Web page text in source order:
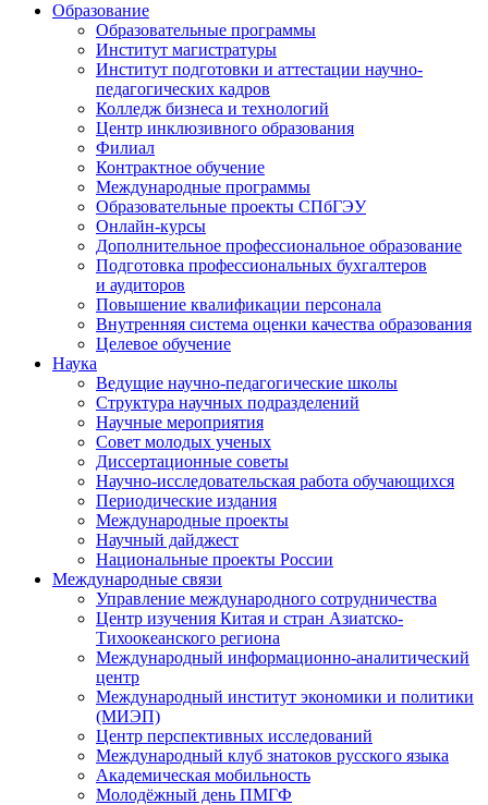
Образование
Образовательные программы
Институт магистратуры
Институт подготовки и аттестации научно-
педагогических кадров
Колледж бизнеса и технологий
Центр инклюзивного образования
Филиал
Контрактное обучение
Международные программы
Образовательные проекты СПбГЭУ
Онлайн-курсы
Дополнительное профессиональное образование
Подготовка профессиональных бухгалтеров
и аудиторов
Повышение квалификации персонала
Внутренняя система оценки качества образования
Целевое обучение
Наука
Ведущие научно-педагогические школы
Структура научных подразделений
Научные мероприятия
Совет молодых ученых
Диссертационные советы
Научно-исследовательская работа обучающихся
Периодические издания
Международные проекты
Научный дайджест
Национальные проекты России
Международные связи
Управление международного сотрудничества
Центр изучения Китая и стран Азиатско-
Тихоокеанского региона
Международный информационно-аналитический
центр
Международный институт экономики и политики
(МИЭП)
Центр перспективных исследований
Международный клуб знатоков русского языка
Академическая мобильность
Молодёжный день ПМГФ